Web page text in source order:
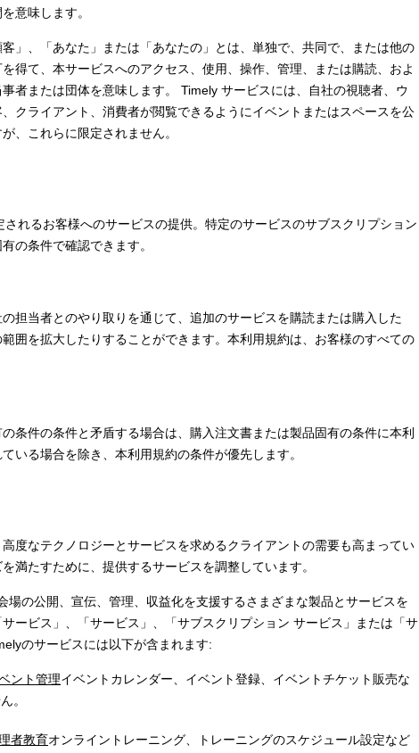
意味します。
」、「あなた」または「あなたの」とは、単独で、共同で、または他の
得て、本サービスへのアクセス、使用、操作、管理、または購読、およ
者または団体を意味します。 Timely サービスには、自社の視聴者、ウ
クライアント、消費者が閲覧できるようにイベントまたはスペースを公
、これらに限定されません。
れるお客様へのサービスの提供。特定のサービスのサブスクリプション
の条件で確認できます。
担当者とのやり取りを通じて、追加のサービスを購読または購入した
囲を拡大したりすることができます。本利用規約は、お客様のすべての
条件の条件と矛盾する場合は、購入注文書または製品固有の条件に本利
いる場合を除き、本利用規約の条件が優先します。
度なテクノロジーとサービスを求めるクライアントの需要も高まってい
満たすために、提供するサービスを調整しています。
の公開、宣伝、管理、収益化を支援するさまざまな製品とサービスを
ービス」、「サービス」、「サブスクリプション サービス」または「サ
のサービスには以下が含まれます:
ント管理イベントカレンダー、イベント登録、イベントチケット販売な
。
者教育オンライントレーニング、トレーニングのスケジュール設定など